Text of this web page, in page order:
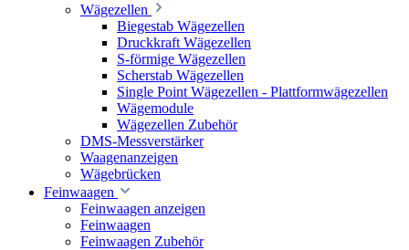
Wägezellen
Biegestab Wägezellen
Druckkraft Wägezellen
S-förmige Wägezellen
Scherstab Wägezellen
Single Point Wägezellen - Plattformwägezellen
Wägemodule
Wägezellen Zubehör
DMS-Messverstärker
Waagenanzeigen
Wägebrücken
Feinwaagen
Feinwaagen anzeigen
Feinwaagen
Feinwaagen Zubehör